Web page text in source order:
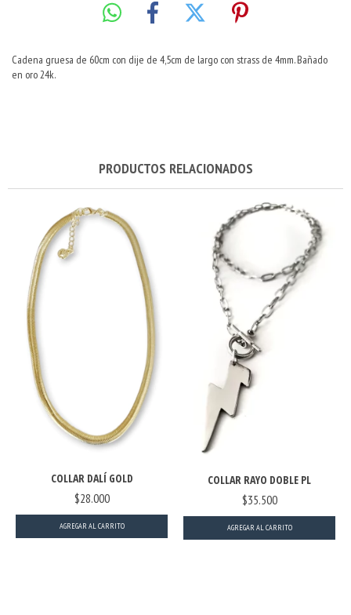
Cadena gruesa de 60cm con dije de 4,5cm de largo con strass de 4mm. Bañado
en oro 24k.
PRODUCTOS RELACIONADOS
COLLAR DALÍ GOLD
$28.000
COLLAR RAYO DOBLE PL
$35.500